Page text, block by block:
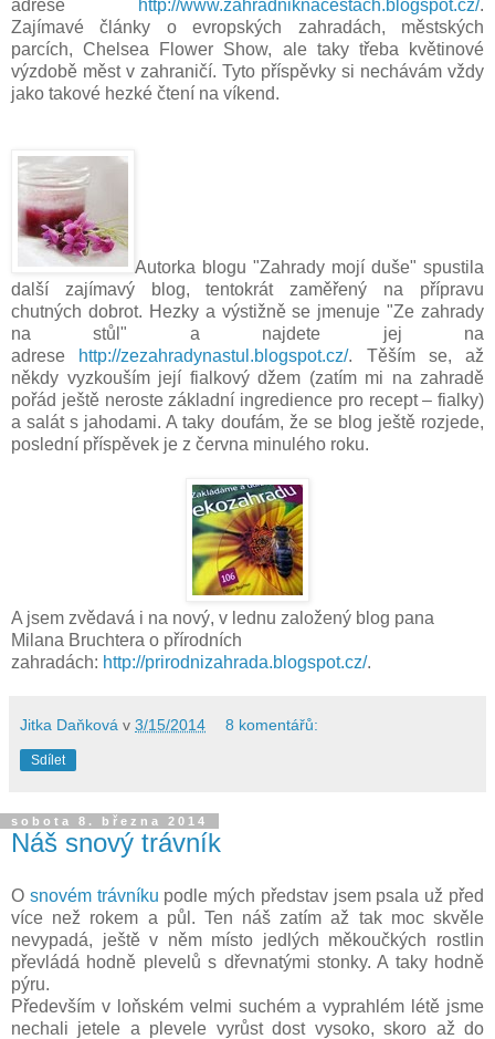
adrese http://www.zahradniknacestach.blogspot.cz/.
Zajímavé články o evropských zahradách, městských
parcích, Chelsea Flower Show, ale taky třeba květinové
výzdobě měst v zahraničí. Tyto příspěvky si nechávám vždy
jako takové hezké čtení na víkend.
Autorka blogu "Zahrady mojí duše" spustila
další zajímavý blog, tentokrát zaměřený na přípravu
chutných dobrot. Hezky a výstižně se jmenuje "Ze zahrady
na stůl" a najdete jej na
adrese
http://zezahradynastul.blogspot.cz/. Těším se, až
někdy vyzkouším její fialkový džem (zatím mi na zahradě
pořád ještě neroste základní ingredience pro recept– fialky)
a salát s jahodami. A taky doufám, že se blog ještě rozjede,
poslední příspěvek je z června minulého roku.
A jsem zvědavá i na nový, v lednu založený blog pana
Milana Bruchtera o přírodních
zahradách: http://prirodnizahrada.blogspot.cz/.
Jitka Daňková v 3/15/2014 8 komentářů:
Sdílet
sobota 8. března 2014
Náš snový trávník
O snovém trávníku podle mých představ jsem psala už před
více než rokem a půl. Ten náš zatím až tak moc skvěle
nevypadá, ještě v něm místo jedlých měkoučkých rostlin
převládá hodně plevelů s dřevnatými stonky. A taky hodně
pýru.
Především v loňském velmi suchém a vyprahlém létě jsme
nechali jetele a plevele vyrůst dost vysoko, skoro až do